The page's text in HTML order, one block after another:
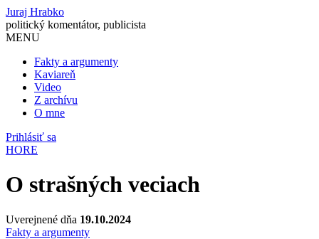
Juraj Hrabko
politický komentátor, publicista
MENU
Fakty a argumenty
Kaviareň
Video
Z archívu
O mne
Prihlásiť sa
HORE
O strašných veciach
Uverejnené dňa 19.10.2024
Fakty a argumenty